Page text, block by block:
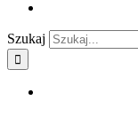
Szukaj